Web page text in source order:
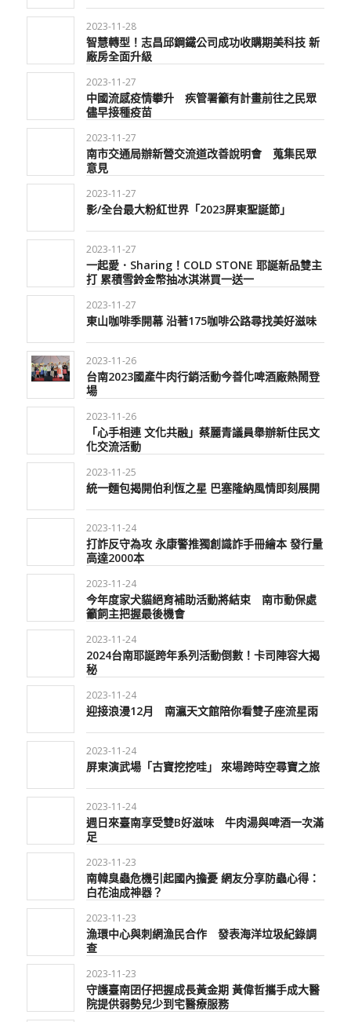
2023-11-28
智慧轉型！志昌邱鋼鐵公司成功收購期美科技 新
廠房全面升級
2023-11-27
中國流感疫情攀升 疾管署籲有計畫前往之民眾
儘早接種疫苗
2023-11-27
南市交通局辦新營交流道改善說明會 蒐集民眾
意見
2023-11-27
影/全台最大粉紅世界「2023屏東聖誕節」
2023-11-27
一起愛．Sharing！COLD STONE 耶誕新品雙主
打 累積雪鈴金幣抽冰淇淋買一送一
2023-11-27
東山咖啡季開幕 沿著175咖啡公路尋找美好滋味
2023-11-26
台南2023國產牛肉行銷活動今善化啤酒廠熱鬧登
場
2023-11-26
「心手相連 文化共融」蔡麗青議員舉辦新住民文
化交流活動
2023-11-25
統一麵包揭開伯利恆之星 巴塞隆納風情即刻展開
2023-11-24
打詐反守為攻 永康警推獨創識詐手冊繪本 發行量
高達2000本
2023-11-24
今年度家犬貓絕育補助活動將結束 南市動保處
籲飼主把握最後機會
2023-11-24
2024台南耶誕跨年系列活動倒數！卡司陣容大揭
秘
2023-11-24
迎接浪漫12月 南瀛天文館陪你看雙子座流星雨
2023-11-24
屏東演武場「古寶挖挖哇」 來場跨時空尋寶之旅
2023-11-24
週日來臺南享受雙B好滋味 牛肉湯與啤酒一次滿
足
2023-11-23
南韓臭蟲危機引起國內擔憂 網友分享防蟲心得：
白花油成神器？
2023-11-23
漁環中心與刺網漁民合作 發表海洋垃圾紀錄調
查
2023-11-23
守護臺南囝仔把握成長黃金期 黃偉哲攜手成大醫
院提供弱勢兒少到宅醫療服務